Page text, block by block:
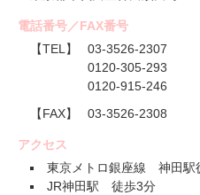
電話番号／FAX番号
【TEL】
03-3526-2307
0120-305-293
0120-915-246
【FAX】
03-3526-2308
アクセス
東京メトロ銀座線 神田駅
JR神田駅 徒歩3分